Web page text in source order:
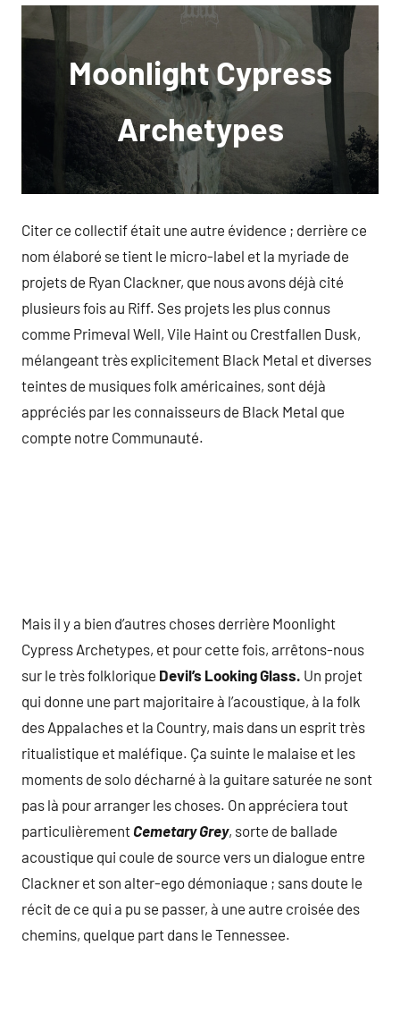
Moonlight Cypress
Archetypes
Citer ce collectif était une autre évidence ; derrière ce
nom élaboré se tient le micro-label et la myriade de
projets de Ryan Clackner, que nous avons déjà cité
plusieurs fois au Riff. Ses projets les plus connus
comme Primeval Well, Vile Haint ou Crestfallen Dusk,
mélangeant très explicitement Black Metal et diverses
teintes de musiques folk américaines, sont déjà
appréciés par les connaisseurs de Black Metal que
compte notre Communauté.
Mais il y a bien d’autres choses derrière Moonlight
Cypress Archetypes, et pour cette fois, arrêtons-nous
sur le très folklorique Devil’s Looking Glass. Un projet
qui donne une part majoritaire à l’acoustique, à la folk
des Appalaches et la Country, mais dans un esprit très
ritualistique et maléfique. Ça suinte le malaise et les
moments de solo décharné à la guitare saturée ne sont
pas là pour arranger les choses. On appréciera tout
particulièrement Cemetary Grey, sorte de ballade
acoustique qui coule de source vers un dialogue entre
Clackner et son alter-ego démoniaque ; sans doute le
récit de ce qui a pu se passer, à une autre croisée des
chemins, quelque part dans le Tennessee.